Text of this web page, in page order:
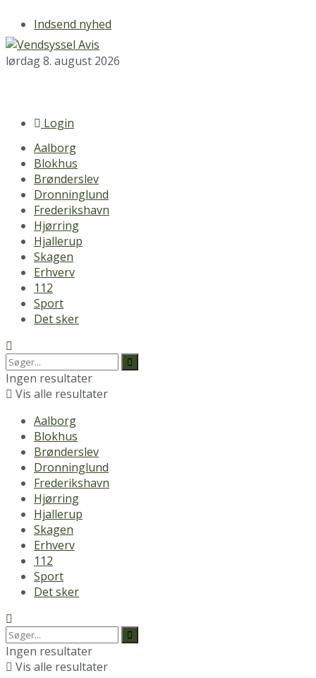
Indsend nyhed
lørdag 8. august 2026
Login
Aalborg
Blokhus
Brønderslev
Dronninglund
Frederikshavn
Hjørring
Hjallerup
Skagen
Erhverv
112
Sport
Det sker
Ingen resultater
Vis alle resultater
Aalborg
Blokhus
Brønderslev
Dronninglund
Frederikshavn
Hjørring
Hjallerup
Skagen
Erhverv
112
Sport
Det sker
Ingen resultater
Vis alle resultater